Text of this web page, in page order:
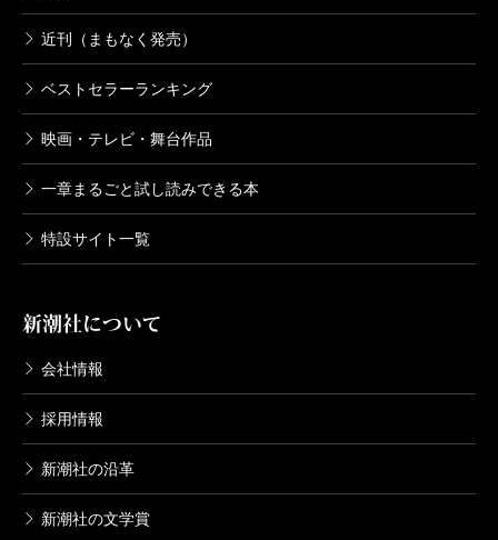
近刊（まもなく発売）
ベストセラーランキング
映画・テレビ・舞台作品
一章まるごと試し読みできる本
特設サイト一覧
新潮社について
会社情報
採用情報
新潮社の沿革
新潮社の文学賞